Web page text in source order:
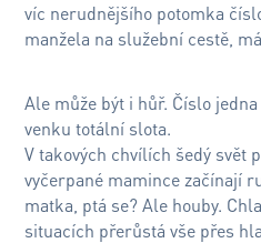
víc nerudnějšího potomka
manžela na služební cestě,
Ale může být i hůř. Číslo
venku totální slota.
V takových chvílích šedý
vyčerpané mamince začínají
matka, ptá se? Ale houby.
situacích přerůstá vše přes